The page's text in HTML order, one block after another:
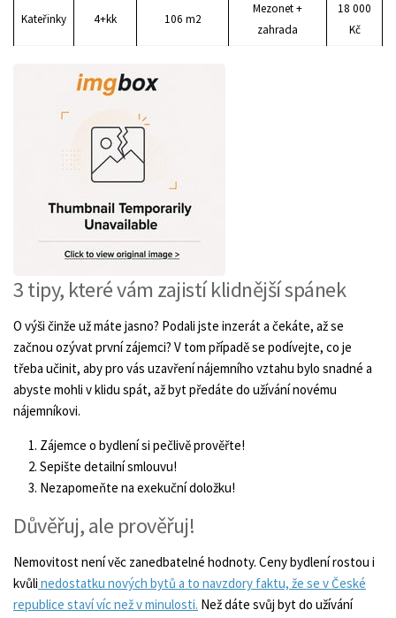
Kateřinky 4+kk 106 m2
Mezonet +
zahrada
18 000
Kč
3 tipy, které vám zajistí klidnější spánek
O výši činže už máte jasno? Podali jste inzerát a čekáte, až se
začnou ozývat první zájemci? V tom případě se podívejte, co je
třeba učinit, aby pro vás uzavření nájemního vztahu bylo snadné a
abyste mohli v klidu spát, až byt předáte do užívání novému
nájemníkovi.
Zájemce o bydlení si pečlivě prověřte!
Sepište detailní smlouvu!
Nezapomeňte na exekuční doložku!
Důvěřuj, ale prověřuj!
Nemovitost není věc zanedbatelné hodnoty. Ceny bydlení rostou i
kvůli nedostatku nových bytů a to navzdory faktu, že se v České
republice staví víc než v minulosti. Než dáte svůj byt do užívání